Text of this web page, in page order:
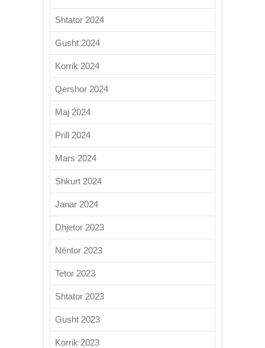
Shtator 2024
Gusht 2024
Korrik 2024
Qershor 2024
Maj 2024
Prill 2024
Mars 2024
Shkurt 2024
Janar 2024
Dhjetor 2023
Nëntor 2023
Tetor 2023
Shtator 2023
Gusht 2023
Korrik 2023